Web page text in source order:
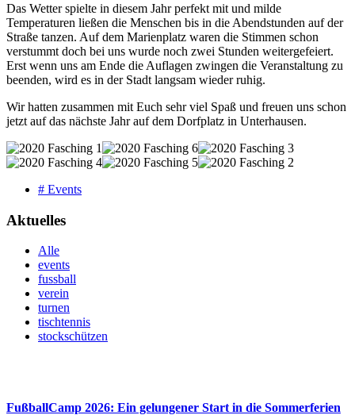
Das Wetter spielte in diesem Jahr perfekt mit und milde
Temperaturen ließen die Menschen bis in die Abendstunden auf der
Straße tanzen. Auf dem Marienplatz waren die Stimmen schon
verstummt doch bei uns wurde noch zwei Stunden weitergefeiert.
Erst wenn uns am Ende die Auflagen zwingen die Veranstaltung zu
beenden, wird es in der Stadt langsam wieder ruhig.
Wir hatten zusammen mit Euch sehr viel Spaß und freuen uns schon
jetzt auf das nächste Jahr auf dem Dorfplatz in Unterhausen.
# Events
Aktuelles
Alle
events
fussball
verein
turnen
tischtennis
stockschützen
FußballCamp 2026: Ein gelungener Start in die Sommerferien